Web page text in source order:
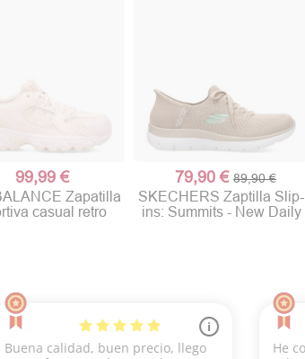
99,99 €
Zapatilla
casual retro
79,90 €89,90 €
SKECHERS Zaptilla Slip-
ins: Summits - New Daily